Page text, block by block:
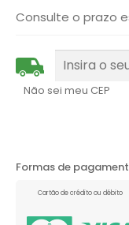
Consulte o prazo
Não sei meu CEP
Formas de
Cartão de crédito ou débito